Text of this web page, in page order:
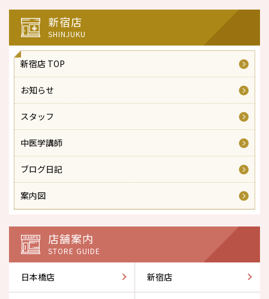
新宿店
SHINJUKU
新宿店 TOP
お知らせ
スタッフ
中医学講師
ブログ日記
案内図
店舗案内
STORE GUIDE
日本橋店 新宿店